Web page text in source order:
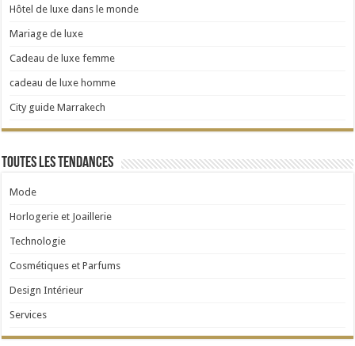
Hôtel de luxe dans le monde
Mariage de luxe
Cadeau de luxe femme
cadeau de luxe homme
City guide Marrakech
Toutes les tendances
Mode
Horlogerie et Joaillerie
Technologie
Cosmétiques et Parfums
Design Intérieur
Services